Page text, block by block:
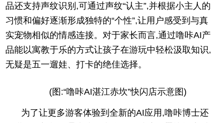
品还支持声纹识别,可通过声纹“认主”,并根据小主人的
习惯和偏好逐渐形成独特的“个性”,让用户感受到与真
实宠物相似的情感连接。对于家长而言,通过噜咔AI产
品能以寓教于乐的方式让孩子在游玩中轻松汲取知识,
无疑是五一遛娃、打卡的绝佳选择。
(图:“噜咔AI湛江赤坎”快闪店示意图)
为了让更多游客体验到全新的AI应用,噜咔博士还